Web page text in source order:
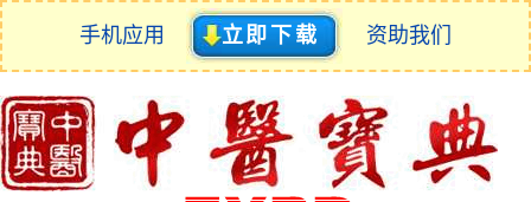
手机应用 立即下载 资助我们